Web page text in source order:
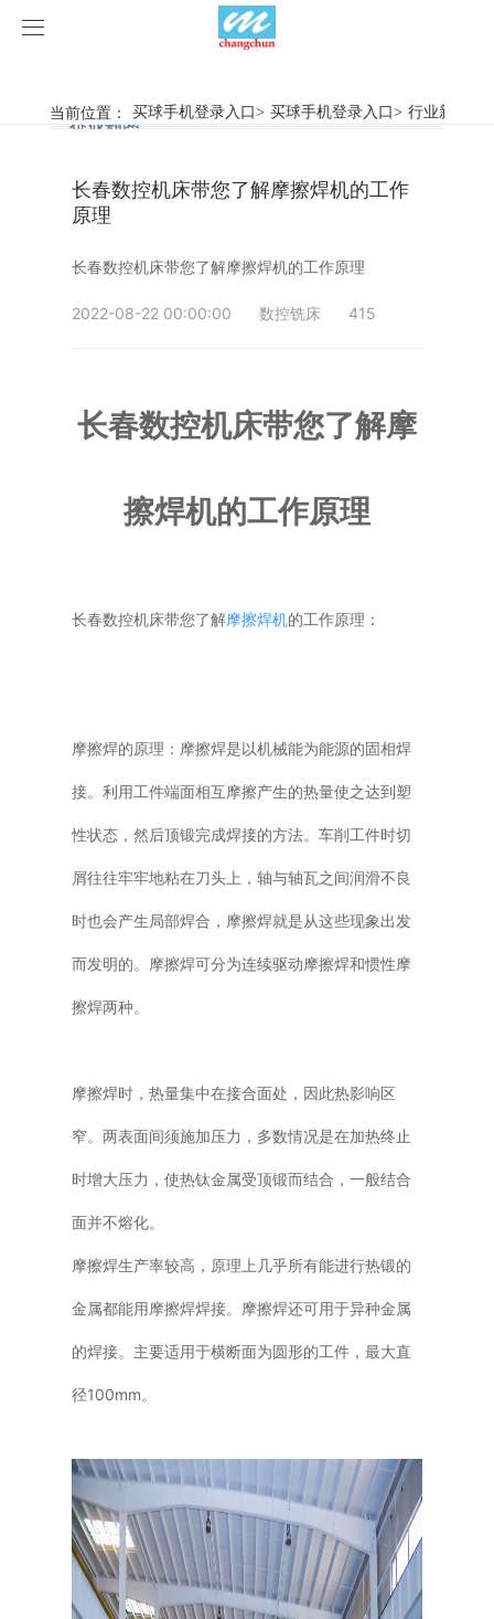
买球手机登录入口
旋弧焊机
惯性摩擦焊机
数控铣床
产品视频
行业新闻
案例展示
关于我们
当前位置： 买球手机登录入口> 买球手机登录入口> 行业新闻
行业新闻
企业动态
长春数控机床带您了解摩擦焊机的工作
原理
长春数控机床带您了解摩擦焊机的工作原理
2022-08-22 00:00:00 数控铣床 415
长春数控机床带您了解摩
擦焊机的工作原理
长春数控机床带您了解摩擦焊机的工作原理：
摩擦焊的原理：摩擦焊是以机械能为能源的固相焊
接。利用工件端面相互摩擦产生的热量使之达到塑
性状态，然后顶锻完成焊接的方法。车削工件时切
屑往往牢牢地粘在刀头上，轴与轴瓦之间润滑不良
时也会产生局部焊合，摩擦焊就是从这些现象出发
而发明的。摩擦焊可分为连续驱动摩擦焊和惯性摩
擦焊两种。
摩擦焊时，热量集中在接合面处，因此热影响区
窄。两表面间须施加压力，多数情况是在加热终止
时增大压力，使热钛金属受顶锻而结合，一般结合
面并不熔化。
摩擦焊生产率较高，原理上几乎所有能进行热锻的
金属都能用摩擦焊焊接。摩擦焊还可用于异种金属
的焊接。主要适用于横断面为圆形的工件，最大直
径100mm。